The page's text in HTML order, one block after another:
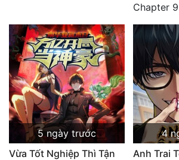
Chapter 9
5 ngày trước
Vừa Tốt Nghiệp Thì Tận
4
Anh Trai